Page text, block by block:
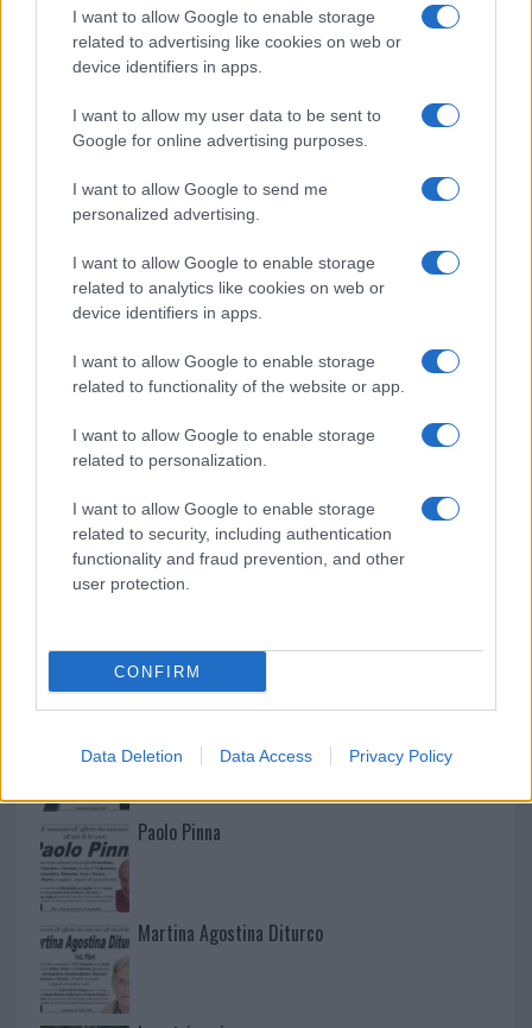
I want to allow Google to enable storage
related to advertising like cookies on web or
device identifiers in apps.
I want to allow my user data to be sent to
Google for online advertising purposes.
I want to allow Google to send me
personalized advertising.
I want to allow Google to enable storage
related to analytics like cookies on web or
device identifiers in apps.
I want to allow Google to enable storage
related to functionality of the website or app.
I want to allow Google to enable storage
related to personalization.
I want to allow Google to enable storage
related to security, including authentication
functionality and fraud prevention, and other
user protection.
CONFIRM
Data Deletion Data Access Privacy Policy
Olbia, divieto di sosta contro spaccio e degrado:
esplode la protesta
Pausa caffè impeccabile: come scegliere la
soluzione ideale per la casa e l’ufficio
Monte Pino, la fine di un lungo dolore: storia e
rinascita della strada che segnò la Gallura
Raid nelle campagne di Berchidda, rischio per
la rete elettrica
NECROLOGIE
Paolo Pinna
Martina Agostina Diturco